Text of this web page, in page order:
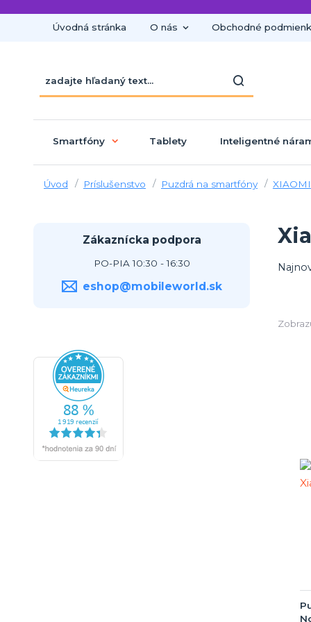
Úvodná stránka O nás Obchodné
Smartfóny Tablety Inteligentné
Úvod Príslušenstvo Puzdrá na smartfóny XIAOMI
Zákaznícka podpora
PO-PIA 10:30 - 16:30
eshop@mobileworld.sk